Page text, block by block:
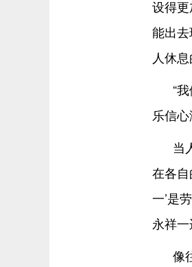
设得
能出
人休
“
乐信心
当
在各
一’是
永祥
像